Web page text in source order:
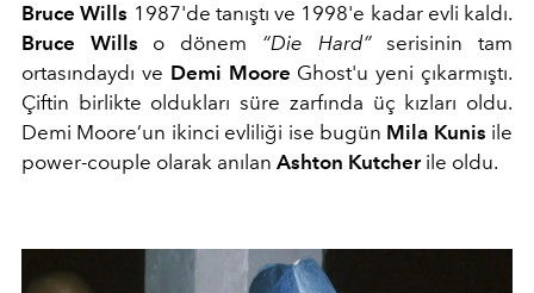
Bruce Wills 1987'de tanıştı ve 1998'e kadar evli kaldı.
Bruce Wills o dönem “Die Hard”serisinin tam
ortasındaydı ve Demi Moore Ghost'u yeni çıkarmıştı.
Çiftin birlikte oldukları süre zarfında üç kızları oldu.
Demi Moore’un ikinci evliliği ise bugün Mila Kunis ile
power-couple olarak anılan Ashton Kutcherile oldu.